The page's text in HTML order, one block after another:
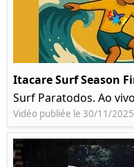
Itacare Surf Season
Surf Paratodos. Ao
Vidéo publiée le 30/11/2025